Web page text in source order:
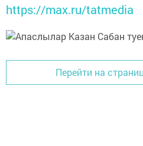
https://max.ru/tatmedia
Перейти на